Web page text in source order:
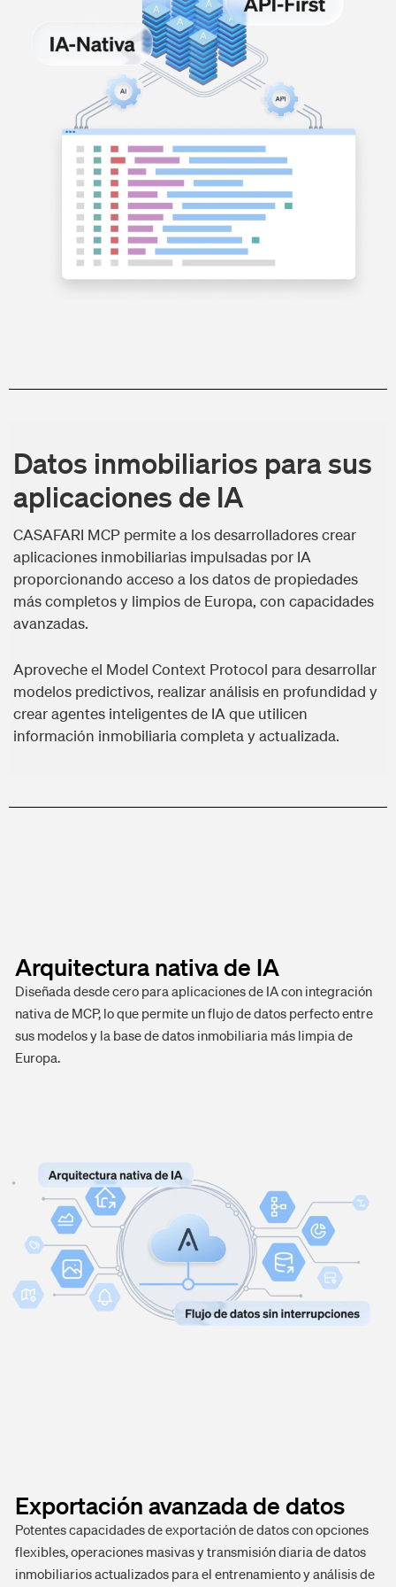
Datos inmobiliarios para sus
aplicaciones de IA
CASAFARI MCP permite a los desarrolladores crear
aplicaciones inmobiliarias impulsadas por IA
proporcionando acceso a los datos de propiedades
más completos y limpios de Europa, con capacidades
avanzadas.
Aproveche el Model Context Protocol para desarrollar
modelos predictivos, realizar análisis en profundidad y
crear agentes inteligentes de IA que utilicen
información inmobiliaria completa y actualizada.
Arquitectura nativa de IA
Diseñada desde cero para aplicaciones de IA con integración
nativa de MCP, lo que permite un flujo de datos perfecto entre
sus modelos y la base de datos inmobiliaria más limpia de
Europa.
Exportación avanzada de datos
Potentes capacidades de exportación de datos con opciones
flexibles, operaciones masivas y transmisión diaria de datos
inmobiliarios actualizados para el entrenamiento y análisis de